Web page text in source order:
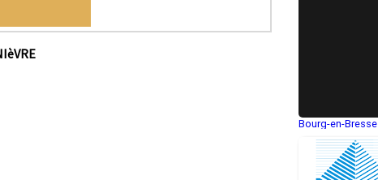
Bourg-en-Bresse
Montluçon
Manosque
Gap